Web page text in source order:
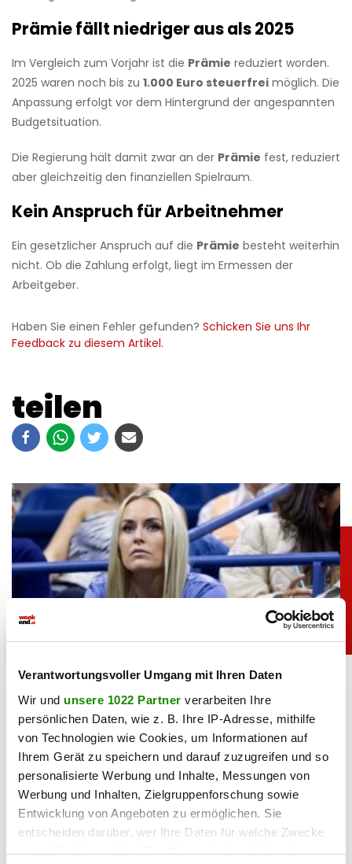
Verantwortungsvoller Umgang mit Ihren Daten
Wir und unsere 1022 Partner verarbeiten Ihre
persönlichen Daten, wie z. B. Ihre IP-Adresse, mithilfe
von Technologien wie Cookies, um Informationen auf
Ihrem Gerät zu speichern und darauf zuzugreifen und so
personalisierte Werbung und Inhalte, Messungen von
Werbung und Inhalten, Zielgruppenforschung sowie
Entwicklung von Angeboten zu ermöglichen. Sie
entscheiden darüber, wer Ihre Daten für welche Zwecke
nutzt. Sie können Ihre Einwilligung jederzeit über die
Prämie fällt niedriger aus als 2025
Im Vergleich zum Vorjahr ist die Prämie reduziert worden.
2025 waren noch bis zu 1.000 Euro steuerfrei möglich. Die
Anpassung erfolgt vor dem Hintergrund der angespannten
Budgetsituation.
Die Regierung hält damit zwar an der Prämie fest, reduziert
aber gleichzeitig den finanziellen Spielraum.
Kein Anspruch für Arbeitnehmer
Ein gesetzlicher Anspruch auf die Prämie besteht weiterhin
nicht. Ob die Zahlung erfolgt, liegt im Ermessen der
Arbeitgeber.
Haben Sie einen Fehler gefunden? Schicken Sie uns Ihr
Feedback zu diesem Artikel.
teilen
Heiß: Lindsey Vonn zeigt Traumfigur im Urlaub
06.08.2026 UM 09:28,JOVANA BOROJEVIC
Lindsey Vonn begeistert mit einem neuen Urlaubsfoto. Im
roten Bikini zeigt die Ski-Legende ihre Traumfigur und
genießt entspannte Stunden am Meer.